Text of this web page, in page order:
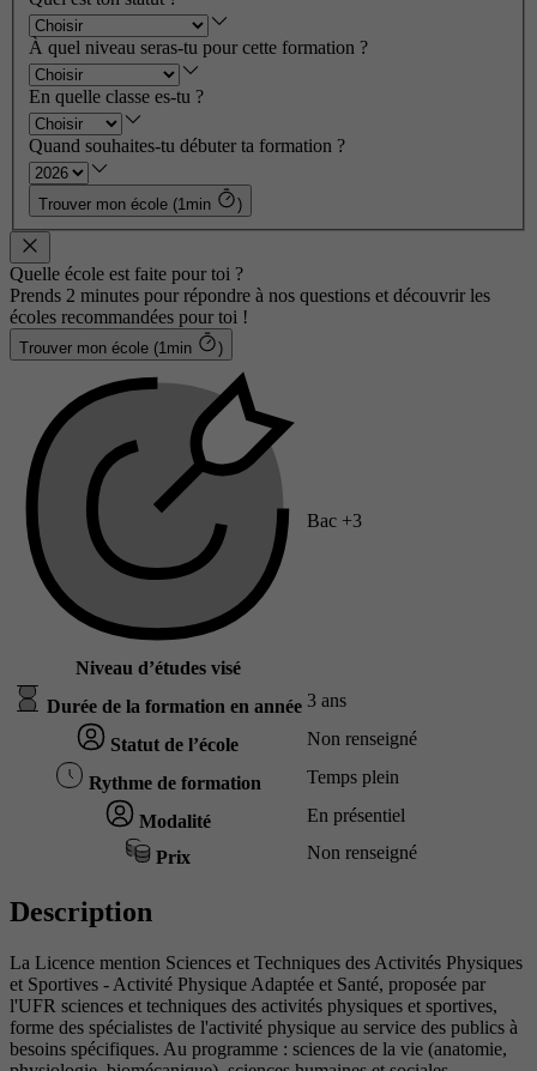
À quel niveau seras-tu pour cette formation ?
En quelle classe es-tu ?
Quand souhaites-tu débuter ta formation ?
Trouver mon école (1min )
Quelle école est faite pour toi ?
Prends 2 minutes pour répondre à nos questions et découvrir les
écoles recommandées pour toi !
Trouver mon école (1min )
Niveau d’études visé
Bac +3
Durée de la formation en année 3 ans
Statut de l’école Non renseigné
Rythme de formation Temps plein
Modalité En présentiel
Prix Non renseigné
Description
La Licence mention Sciences et Techniques des Activités Physiques
et Sportives - Activité Physique Adaptée et Santé, proposée par
l'UFR sciences et techniques des activités physiques et sportives,
forme des spécialistes de l'activité physique au service des publics à
besoins spécifiques. Au programme : sciences de la vie (anatomie,